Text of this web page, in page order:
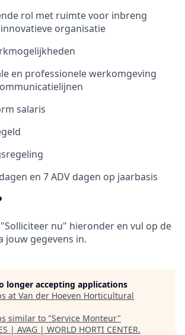
rol met ruimte voor inbreng
organisatie
en professionele werkomgeving
salaris
en 7 ADV dagen op jaarbasis
nu" hieronder en vul op de
jouw gegevens in.
longer accepting applications
at Van der Hoeven Horticultural
similar to "Service Monteur"
| AVAG | WORLD HORTI CENTER.